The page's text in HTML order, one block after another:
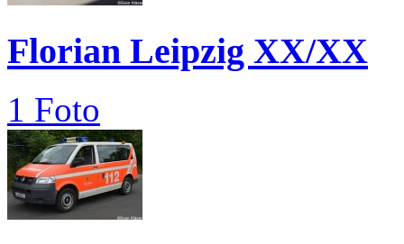
Florian Leipzig XX/XX
1 Foto